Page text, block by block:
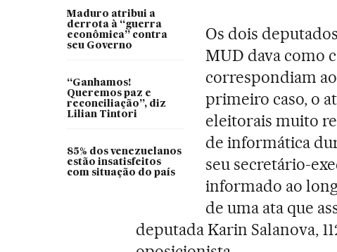
Maduro atribui a
derrota à “guerra
econômica” contra
seu Governo
“Ganhamos!
Queremos paz e
reconciliação”, diz
Lilian Tintori
85% dos venezuelanos
estão insatisfeitos
com situação do país
Os dois
MUD dava como
correspondiam
primeiro caso, o
eleitorais muito
de informática
seu secretário-
informado ao
de uma ata que
deputada Karin Salanova,